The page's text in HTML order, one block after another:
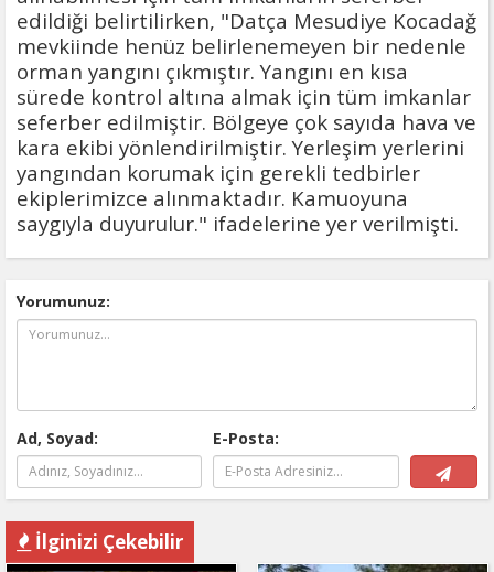
edildiği belirtilirken, "Datça Mesudiye Kocadağ
mevkiinde henüz belirlenemeyen bir nedenle
orman yangını çıkmıştır. Yangını en kısa
sürede kontrol altına almak için tüm imkanlar
seferber edilmiştir. Bölgeye çok sayıda hava ve
kara ekibi yönlendirilmiştir. Yerleşim yerlerini
yangından korumak için gerekli tedbirler
ekiplerimizce alınmaktadır. Kamuoyuna
saygıyla duyurulur." ifadelerine yer verilmişti.
Yorumunuz:
Ad, Soyad: E-Posta:
İlginizi Çekebilir